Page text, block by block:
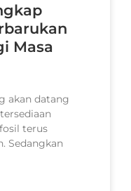
Masa
akan datang
terus
Sedangkan